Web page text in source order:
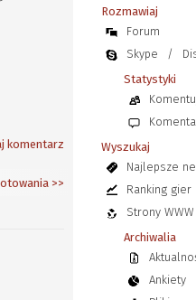
komentarz
>>
Rozmawiaj
Forum
Skype
/
Statystyki
Wyszukaj
Najlepsze
Ranking gier
Strony WWW
Archiwalia
Ankiety